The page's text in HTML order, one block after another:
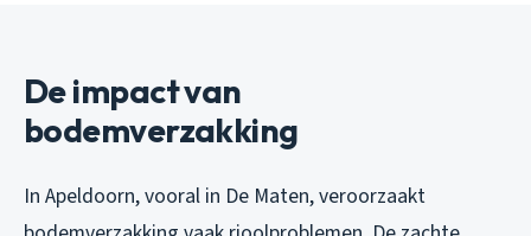
De impact van
bodemverzakking
In Apeldoorn, vooral in De Maten, veroorzaakt